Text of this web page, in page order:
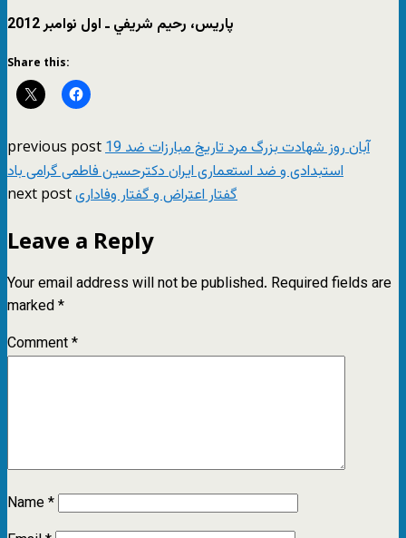
پاريس، رحيم شريفي ـ اول نوامبر 2012
Share this:
previous post19 آبان روز شهادت بزرگ مرد تاریخ مبارزات ضد
استبدادی و ضد استعماری ايران دکترحسين فاطمی گرامی باد
next postگفتار اعتراض و گفتار وفاداری
Leave a Reply
Your email address will not be published. Required fields are
marked*
Comment*
Name*